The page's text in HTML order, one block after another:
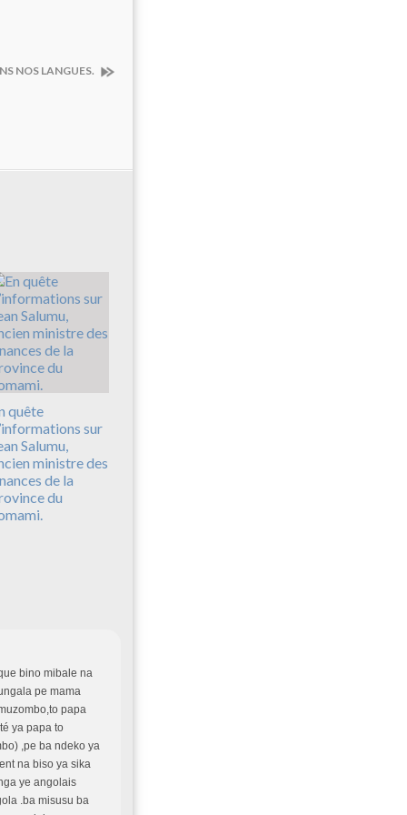
NOS LANGUES.
quête
sur
Salumu,
ministre des
de la
du
bino mibale na
pe mama
papa
ya papa to
,pe ba ndeko ya
na biso ya sika
ye angolais
.ba misusu ba